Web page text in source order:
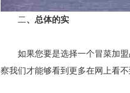
二、总体的实
如果您要是选择一个冒菜加盟
察我们才能够看到更多在网上看